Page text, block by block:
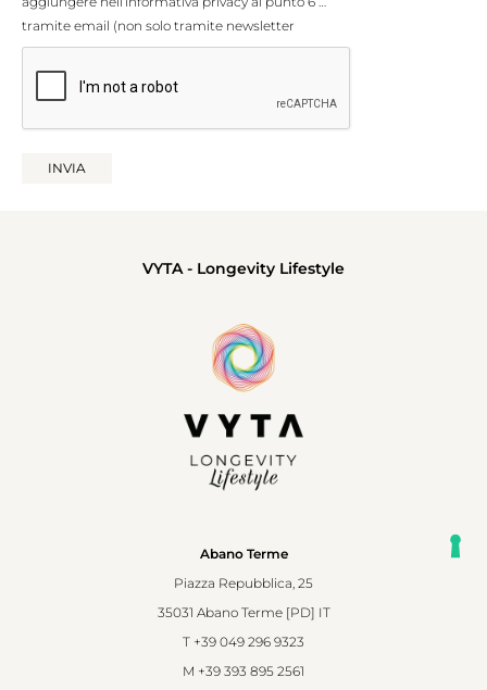
tramite email (non solo tramite newsletter
VYTA - Longevity Lifestyle
Abano Terme
Piazza Repubblica, 25
35031 Abano Terme [PD] IT
T +39 049 296 9323
M +39 393 895 2561